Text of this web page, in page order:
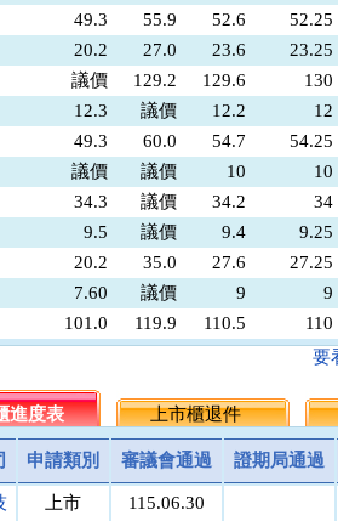
49.3 55.9 52.6 52.25
20.2 27.0 23.6 23.25
議價 129.2 129.6 130
12.3 議價 12.2 12
49.3 60.0 54.7 54.25
議價 議價 10 10
34.3 議價 34.2 34
9.5 議價 9.4 9.25
20.2 35.0 27.6 27.25
7.60 議價 9 9
101.0 119.9 110.5 110
5.5
131.1 171.8 151.5 149.5
議價 8.1 8.1 8
議價 議價 10 10
議價 議價
要
進度表 上市櫃退件 興
申請類別 審議會通過 證期局通過
上市
115.06.30